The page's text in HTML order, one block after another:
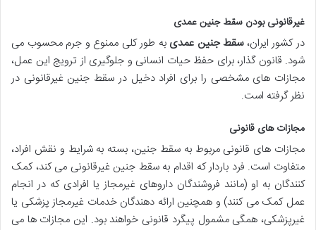
غیرقانونی بودن سقط جنین عمدی
در کشور ایران،سقط جنین عمدی به طور کلی ممنوع و جرم محسوب می
شود. قانون گذار، برای حفظ حیات انسانی و جلوگیری از ترویج این عمل،
مجازات های مشخصی را برای افراد دخیل در سقط جنین غیرقانونی در
نظر گرفته است.
مجازات های قانونی
مجازات های قانونی مربوط به سقط جنین، بسته به شرایط و نقش افراد،
متفاوت است. فرد باردار که اقدام به سقط جنین غیرقانونی می کند، کمک
کنندگان به او (مانند فروشندگان داروهای غیرمجاز یا افرادی که در انجام
عمل کمک می کنند) و همچنین ارائه دهندگان خدمات غیرمجاز پزشکی یا
غیرپزشکی، همگی مشمول پیگرد قانونی خواهند بود. این مجازات ها می